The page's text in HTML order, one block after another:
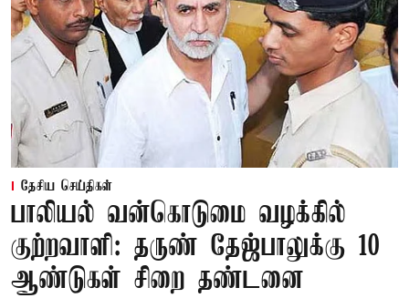
தேசிய செய்திகள்
பாலியல் வன்கொடுமை வழக்கில்
குற்றவாளி: தருண் தேஜ்பாலுக்கு 10
ஆண்டுகள் சிறை தண்டனை